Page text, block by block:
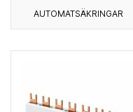
AUTOMATSÄKRINGAR